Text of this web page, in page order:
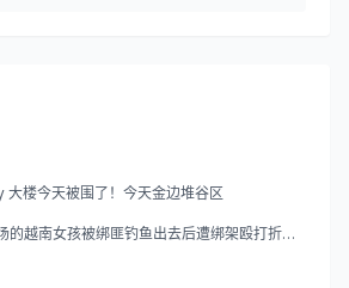
楼今天被围了！今天金边堆谷区
的越南女孩被绑匪钓鱼出去后遭绑架殴打折